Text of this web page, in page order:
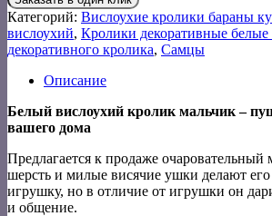
Категорий: Вислоухие кролики бараны
вислоухий, Кролики декоративные белые
декоративного кролика, Самцы
Описание
Белый вислоухий кролик мальчик –
вашего дома
Предлагается к продаже
шерсть и милые висячие ушки делают
игрушку, но в отличие от игрушки он
и общение.